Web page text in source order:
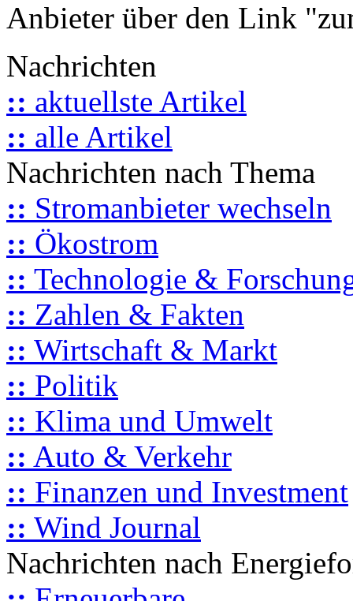
Anbieter über den Link
Nachrichten
:: aktuellste Artikel
:: alle Artikel
Nachrichten nach Thema
:: Stromanbieter wechseln
:: Ökostrom
:: Technologie &
:: Zahlen & Fakten
:: Wirtschaft & Markt
:: Politik
:: Klima und Umwelt
:: Auto & Verkehr
:: Finanzen und Investment
:: Wind Journal
Nachrichten nach